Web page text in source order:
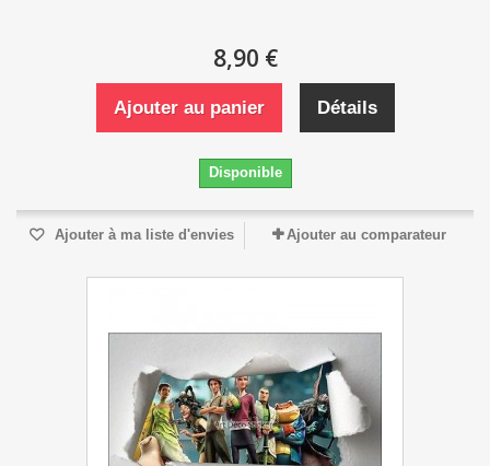
8,90 €
Ajouter au panier Détails
Disponible
Ajouter à ma liste d'envies Ajouter au comparateur